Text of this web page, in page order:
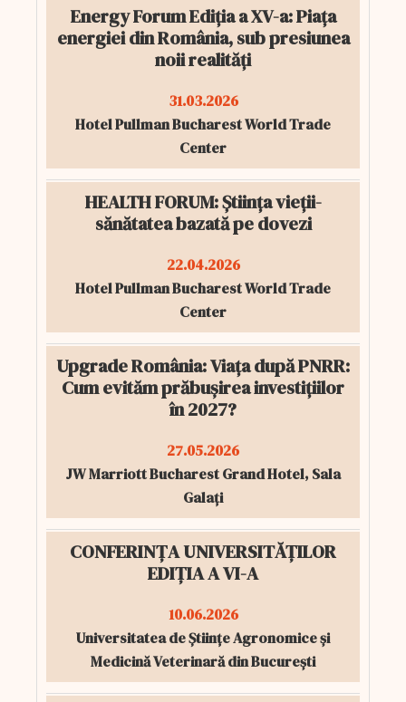
Energy Forum Ediția a XV-a: Piața
energiei din România, sub presiunea
noii realități
31.03.2026
Hotel Pullman Bucharest World Trade
Center
HEALTH FORUM: Știința vieții-
sănătatea bazată pe dovezi
22.04.2026
Hotel Pullman Bucharest World Trade
Center
Upgrade România: Viața după PNRR:
Cum evităm prăbușirea investițiilor
în 2027?
27.05.2026
JW Marriott Bucharest Grand Hotel, Sala
Galați
CONFERINȚA UNIVERSITĂȚILOR
EDIȚIA A VI-A
10.06.2026
Universitatea de Științe Agronomice și
Medicină Veterinară din București